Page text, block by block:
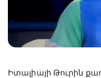
Իտալիայի Թուրին